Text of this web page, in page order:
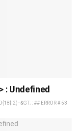
: Undefined
&GT; : ## ERROR # 53